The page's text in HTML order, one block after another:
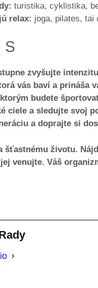
turistika, cyklistika,
relax: joga, pilates, tai
S
zvyšujte
vás baví a prináša
budete
ciele a sledujte svoj
a doprajte si
šťastnému životu.
venujte. Váš